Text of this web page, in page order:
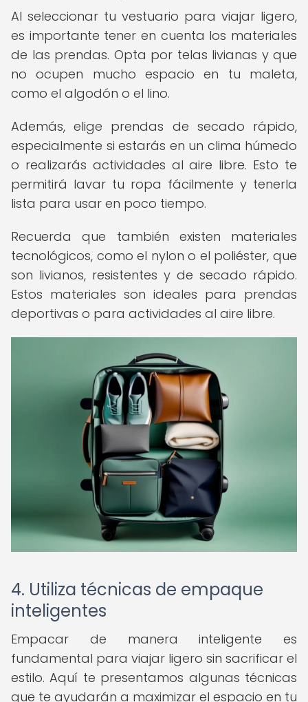
Al seleccionar tu vestuario para viajar ligero,
es importante tener en cuenta los materiales
de las prendas. Opta por telas livianas y que
no ocupen mucho espacio en tu maleta,
como el algodón o el lino.
Además, elige prendas de secado rápido,
especialmente si estarás en un clima húmedo
o realizarás actividades al aire libre. Esto te
permitirá lavar tu ropa fácilmente y tenerla
lista para usar en poco tiempo.
Recuerda que también existen materiales
tecnológicos, como el nylon o el poliéster, que
son livianos, resistentes y de secado rápido.
Estos materiales son ideales para prendas
deportivas o para actividades al aire libre.
4. Utiliza técnicas de empaque
inteligentes
Empacar de manera inteligente es
fundamental para viajar ligero sin sacrificar el
estilo. Aquí te presentamos algunas técnicas
que te ayudarán a maximizar el espacio en tu